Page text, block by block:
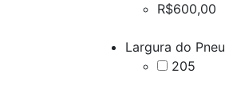
R$600,00
Largura do Pneu
205